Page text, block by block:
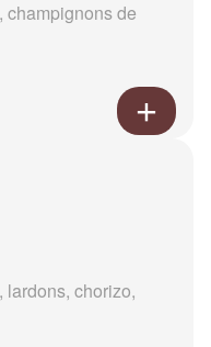
champignons de
lardons, chorizo,